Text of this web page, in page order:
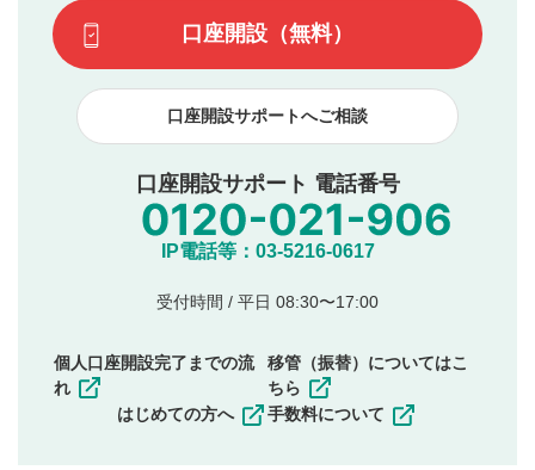
です）
てはお答えできません。各動画コンテンツへの掲載をもっ
て結果のご連絡といたします。ご了承ください。
下記の項目に該当すると判断された投稿内容は、掲載を
見合わせる場合がございます。
本動画コンテンツとは無関係の内容の投稿
他者への誹謗中傷や差別的表現投稿
公序良俗に反する内容の投稿
氏名、住所、電話番号など個人を特定できる情報の
他のサイトへの誘導や営利目的、広告・宣伝を目
他者の権利（商標、著作権、その他の知的財産
その他当社が不適切と判断した投稿
一度投稿した評価およびコメントの変更・削除はできま
口座開設（無料）
口座開設サポートへご相談
口座開設サポート 電話番号
IP電話等：03-5216-0617
受付時間 / 平日 08:30〜17:00
個人口座開設完了までの流
れ
はじめての方へ
移管（振替）についてはこ
ちら
手数料について